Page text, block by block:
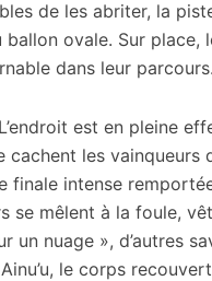
de les abriter, la
ovale. Sur place,
dans leur
est en pleine
les vainqueurs
finale intense
se mêlent à la foule,
un nuage », d’autres
le corps